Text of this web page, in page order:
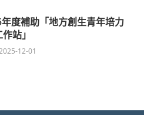
年度補助「地方創生青年培力
站」
12-01